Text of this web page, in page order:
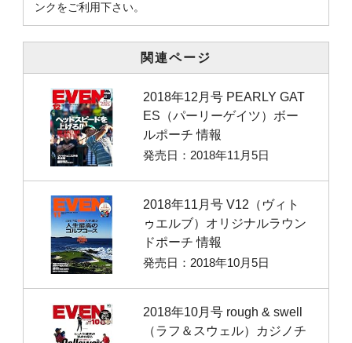
ンクをご利用下さい。
関連ページ
2018年12月号 PEARLY GAT
ES（パーリーゲイツ）ボー
ルポーチ 情報
発売日：2018年11月5日
2018年11月号 V12（ヴィト
ゥエルブ）オリジナルラウン
ドポーチ 情報
発売日：2018年10月5日
2018年10月号 rough & swell
（ラフ＆スウェル）カジノチ